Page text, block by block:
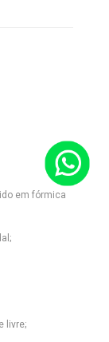
em fórmica
livre;